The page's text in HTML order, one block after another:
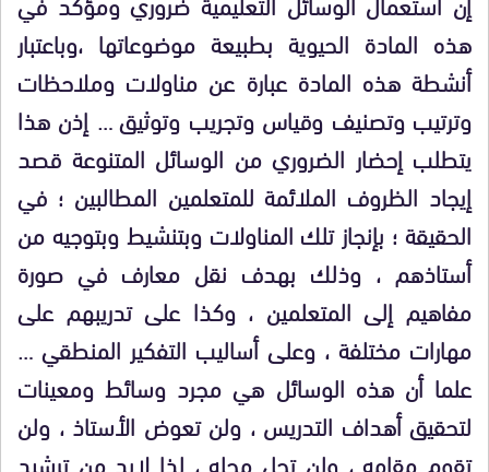
هذه المادة الحيوية بطبيعة موضوعاتها ،وباعتبار
أنشطة هذه المادة عبارة عن مناولات وملاحظات
وترتيب وتصنيف وقياس وتجريب وتوثيق … إذن هذا
يتطلب إحضار الضروري من الوسائل المتنوعة قصد
إيجاد الظروف الملائمة للمتعلمين المطالبين ؛ في
الحقيقة ؛ بإنجاز تلك المناولات وبتنشيط وبتوجيه من
أستاذهم ، وذلك بهدف نقل معارف في صورة
مفاهيم إلى المتعلمين ، وكذا على تدريبهم على
مهارات مختلفة ، وعلى أساليب التفكير المنطقي …
علما أن هذه الوسائل هي مجرد وسائط ومعينات
لتحقيق أهداف التدريس ، ولن تعوض الأستاذ ، ولن
تقوم مقامه ، ولن تحل محله ، لذا لابد من ترشيد